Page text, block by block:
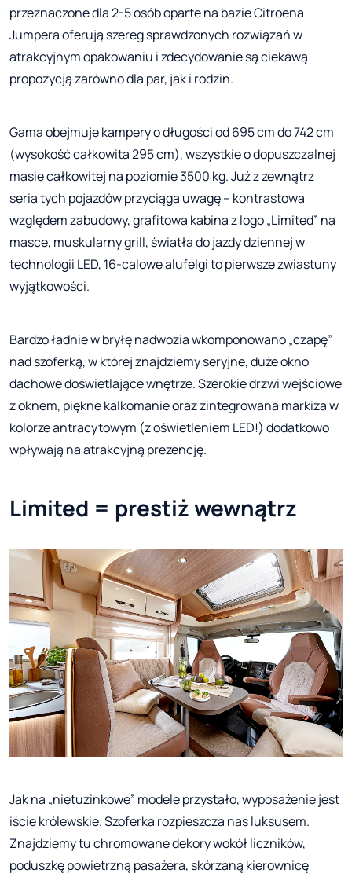
przeznaczone dla 2-5 osób oparte na bazie Citroena
Jumpera oferują szereg sprawdzonych rozwiązań w
atrakcyjnym opakowaniu i zdecydowanie są ciekawą
propozycją zarówno dla par, jak i rodzin.
Gama obejmuje kampery o długości od 695 cm do 742 cm
(wysokość całkowita 295 cm), wszystkie o dopuszczalnej
masie całkowitej na poziomie 3500 kg. Już z zewnątrz
seria tych pojazdów przyciąga uwagę – kontrastowa
względem zabudowy, grafitowa kabina z logo „Limited” na
masce, muskularny grill, światła do jazdy dziennej w
technologii LED, 16-calowe alufelgi to pierwsze zwiastuny
wyjątkowości.
Bardzo ładnie w bryłę nadwozia wkomponowano „czapę”
nad szoferką, w której znajdziemy seryjne, duże okno
dachowe doświetlające wnętrze. Szerokie drzwi wejściowe
z oknem, piękne kalkomanie oraz zintegrowana markiza w
kolorze antracytowym (z oświetleniem LED!) dodatkowo
wpływają na atrakcyjną prezencję.
Limited = prestiż wewnątrz
Jak na „nietuzinkowe” modele przystało, wyposażenie jest
iście królewskie. Szoferka rozpieszcza nas luksusem.
Znajdziemy tu chromowane dekory wokół liczników,
poduszkę powietrzną pasażera, skórzaną kierownicę